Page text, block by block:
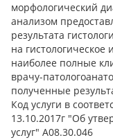
морфологический
анализом
результата
на
наиболее полные
врачу-
полученные
Код услуги в
13.10.2017г "Об
услуг" А08.30.046